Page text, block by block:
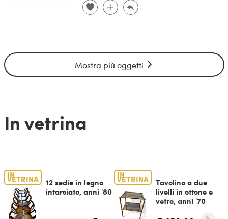
Mostra più oggetti
In vetrina
IN
VETRINA
12 sedie in legno
intarsiato, anni '80
IN
VETRINA
Tavolino a due
livelli in ottone e
vetro, anni '70